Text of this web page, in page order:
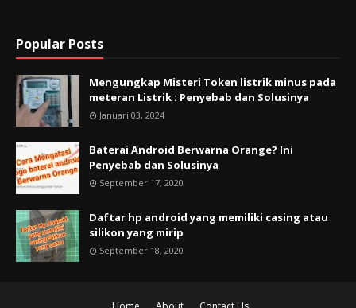
Popular Posts
Mengungkap Misteri Token listrik minus pada
meteran Listrik : Penyebab dan Solusinya
Januari 03, 2024
Baterai Android Berwarna Orange? Ini
Penyebab dan Solusinya
September 17, 2020
Daftar hp android yang memiliki casing atau
silikon yang mirip
September 18, 2020